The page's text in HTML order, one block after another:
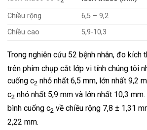
Chiều rộng 6,5 – 9,2
Chiều cao
5,9-10,3
Trong nghiên cứu 52 bệnh nhân, đo kích
trên phim chụp cắt lớp vi tính chúng tôi
cuống c2 nhỏ nhất 6,5 mm, lớn nhất 9,2
c2 nhỏ nhất 5,9 mm và lớn nhất 10,3
bình cuống c2 về chiều rộng 7,8 ± 1,31
2,22 mm.